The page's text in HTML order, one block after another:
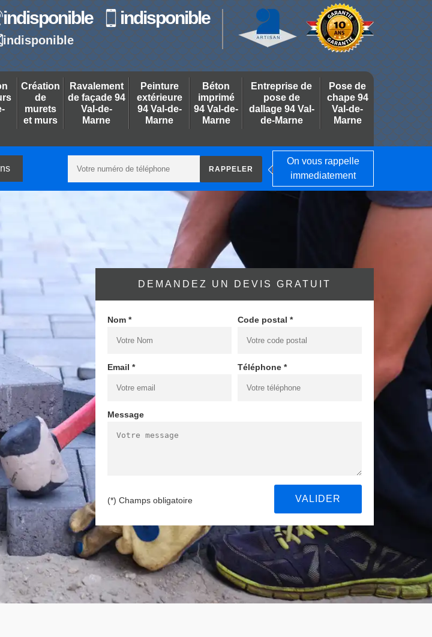
indisponible indisponible
indisponible
Création
de
murets
et murs
Ravalement
de façade 94
Val-de-
Marne
Peinture
extérieure
94 Val-de-
Marne
Béton
imprimé
94 Val-de-
Marne
Entreprise de
pose de
dallage 94 Val-
de-Marne
Pose de
chape 94
Val-de-
Marne
On vous rappelle
immediatement
DEMANDEZ UN DEVIS GRATUIT
Nom * Code postal *
Email * Téléphone *
Message
(*) Champs obligatoire